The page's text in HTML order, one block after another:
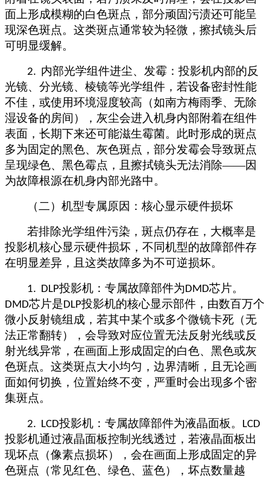
面上形成模糊的白色斑点，部分顽固污渍还可能呈
现深色斑点。这类斑点通常较为轻微，擦拭镜头后
可明显缓解。
2. 内部光学组件进尘、发霉：投影机内部的反
光镜、分光镜、棱镜等光学组件，若设备密封性能
不佳，或使用环境湿度较高（如南方梅雨季、无除
湿设备的房间），灰尘会进入机身内部附着在组件
表面，长期下来还可能滋生霉菌。此时形成的斑点
多为固定的黑色、灰色斑点，部分发霉会导致斑点
呈现绿色、黑色霉点，且擦拭镜头无法消除——因
为故障根源在机身内部光路中。
（二）机型专属原因：核心显示硬件损坏
若排除光学组件污染，斑点仍存在，大概率是
投影机核心显示硬件损坏，不同机型的故障部件存
在明显差异，且这类故障多为不可逆损坏。
1. DLP投影机：专属故障部件为DMD芯片。
DMD芯片是DLP投影机的核心显示部件，由数百万个
微小反射镜组成，若其中某个或多个微镜卡死（无
法正常翻转），会导致对应位置无法反射光线或反
射光线异常，在画面上形成固定的白色、黑色或灰
色斑点。这类斑点大小均匀，边界清晰，且无论画
面如何切换，位置始终不变，严重时会出现多个密
集斑点。
2. LCD投影机：专属故障部件为液晶面板。 LCD
投影机通过液晶面板控制光线透过，若液晶面板出
现坏点（像素点损坏），会在画面上形成固定的异
色斑点（常见红色、绿色、蓝色），坏点数量越